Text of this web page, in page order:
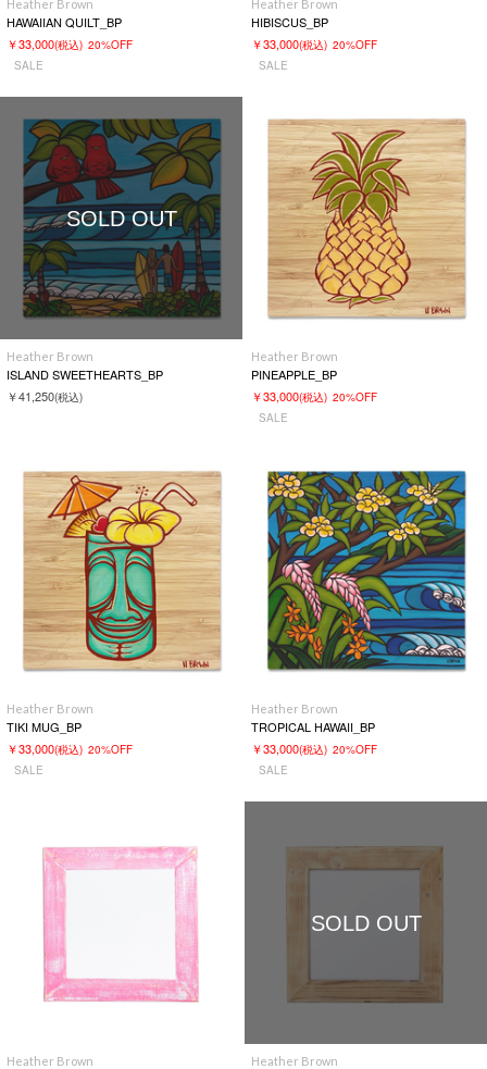
Heather Brown
HAWAIIAN QUILT_BP
￥33,000(税込) 20%OFF
SALE
Heather Brown
HIBISCUS_BP
￥33,000(税込) 20%OFF
SALE
SOLD OUT
Heather Brown
ISLAND SWEETHEARTS_BP
￥41,250(税込)
Heather Brown
PINEAPPLE_BP
￥33,000(税込) 20%OFF
SALE
Heather Brown
TIKI MUG_BP
￥33,000(税込) 20%OFF
SALE
Heather Brown
TROPICAL HAWAII_BP
￥33,000(税込) 20%OFF
SALE
Heather Brown
SOLD OUT
Heather Brown